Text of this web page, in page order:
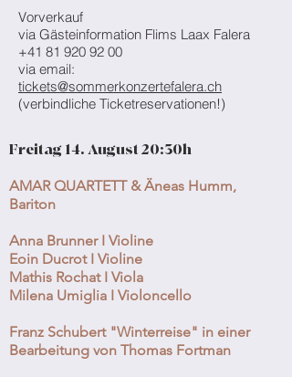
Vorverkauf
via Gästeinformation Flims Laax Falera
+41 81 920 92 00
via email:
tickets@sommerkonzertefalera.ch
(verbindliche Ticketreservationen!)
Freitag 14. August 20:30h
AMAR QUARTETT & Äneas Humm,
Bariton
Anna Brunner I Violine
Eoin Ducrot I Violine
Mathis Rochat I Viola
Milena Umiglia I Violoncello
Franz Schubert "Winterreise" in einer
Bearbeitung von Thomas Fortman